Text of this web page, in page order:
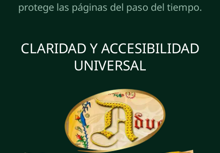
protege las páginas del paso del tiempo.
CLARIDAD Y ACCESIBILIDAD
UNIVERSAL